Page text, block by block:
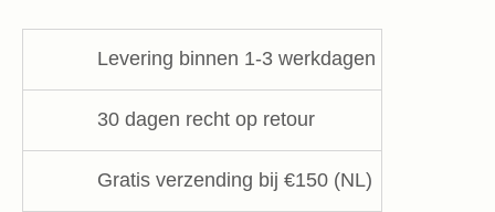
Levering binnen 1-3 werkdagen
30 dagen recht op retour
Gratis verzending bij €150 (NL)